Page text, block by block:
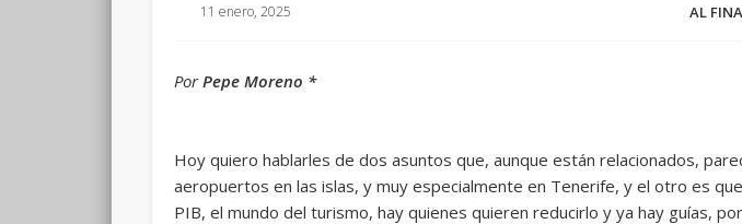
AL
11 enero, 2025
PorPepe Moreno *
Hoy quiero hablarles de dos asuntos que, aunque están relacionados,
aeropuertos en las islas, y muy especialmente en Tenerife, y el otro es
PIB, el mundo del turismo, hay quienes quieren reducirlo y ya hay guías,